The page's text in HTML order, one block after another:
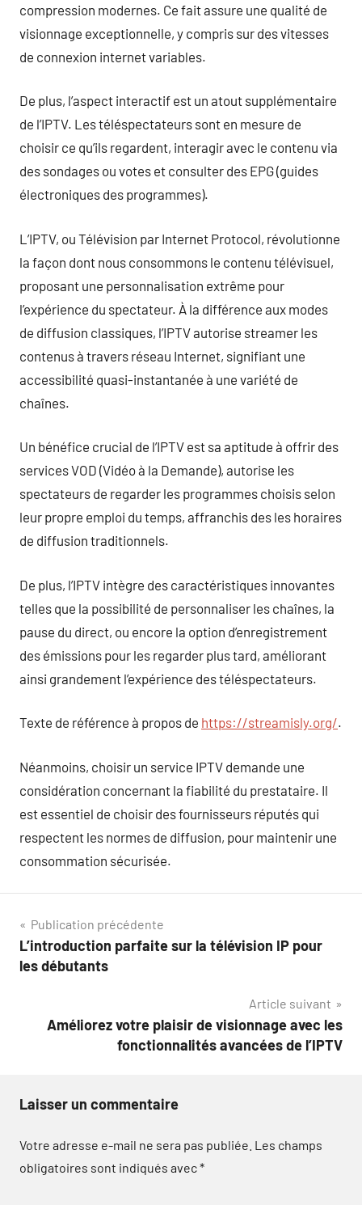
compression modernes. Ce fait assure une qualité de
visionnage exceptionnelle, y compris sur des vitesses
de connexion internet variables.
De plus, l’aspect interactif est un atout supplémentaire
de l’IPTV. Les téléspectateurs sont en mesure de
choisir ce qu’ils regardent, interagir avec le contenu via
des sondages ou votes et consulter des EPG (guides
électroniques des programmes).
L’IPTV, ou Télévision par Internet Protocol, révolutionne
la façon dont nous consommons le contenu télévisuel,
proposant une personnalisation extrême pour
l’expérience du spectateur. À la différence aux modes
de diffusion classiques, l’IPTV autorise streamer les
contenus à travers réseau Internet, signifiant une
accessibilité quasi-instantanée à une variété de
chaînes.
Un bénéfice crucial de l’IPTV est sa aptitude à offrir des
services VOD (Vidéo à la Demande), autorise les
spectateurs de regarder les programmes choisis selon
leur propre emploi du temps, affranchis des les horaires
de diffusion traditionnels.
De plus, l’IPTV intègre des caractéristiques innovantes
telles que la possibilité de personnaliser les chaînes, la
pause du direct, ou encore la option d’enregistrement
des émissions pour les regarder plus tard, améliorant
ainsi grandement l’expérience des téléspectateurs.
Texte de référence à propos de https://streamisly.org/.
Néanmoins, choisir un service IPTV demande une
considération concernant la fiabilité du prestataire. Il
est essentiel de choisir des fournisseurs réputés qui
respectent les normes de diffusion, pour maintenir une
consommation sécurisée.
Navigation
de
Publication précédente
L’introduction parfaite sur la télévision IP pour
les débutants
Article suivant
Améliorez votre plaisir de visionnage avec les
fonctionnalités avancées de l’IPTV
Laisser un commentaire
Votre adresse e-mail ne sera pas publiée. Les champs
obligatoires sont indiqués avec*